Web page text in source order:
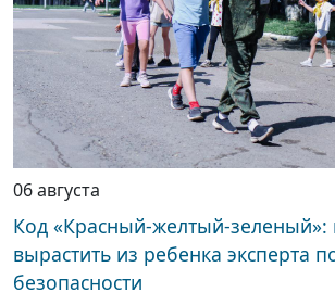
06 августа
Код «Красный-желтый-зеленый»:
вырастить из ребенка эксперта
безопасности